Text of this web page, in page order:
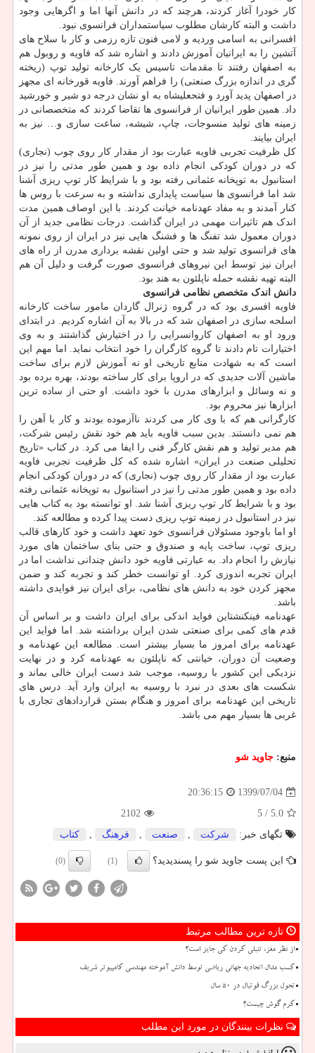
کار خودرا آغاز کردند، هرچند که در دانش آنها اما و اگرهایی وجود
داشت و البته کارشان مطلوب سیاستمداران فرانسوی نبود.
افسرانی به اسامی وردیه و لامی فنون تازه رزمی و کار با سلاح های
آتشین را به ایرانیان آموزش دادند و اشاره شد که فاویه و روبول هم
به اصفهان رفتند تا مقدمات تاسیس یک کارخانه تولید توپ (ریخته
گری در اندازه بزرگ صنعتی) را فراهم آورند. فاویه قورخانه ای مجهز
در اصفهان پدید آورد و فتحعلیشاه به او نشان درجه دو شیر و خورشید
داد. همین طور ایرانیان از فرانسوی ها تقاضا کردند که متخصصانی در
زمینه های تولید منسوجات، چاپ، شیشه، ساعت سازی و… نیز به
ایران بیایند.
کل ظرفیت تجربی فاویه عبارت بود از مقدار کار روی چوب (نجاری)
که در دوران کودکی انجام داده بود و همین طور مدتی را نیز در
استانبول به توپخانه عثمانی رفته بود و با شرایط کار توپ ریزی آشنا
شد اما فرانسوی ها سیاست پایداری نداشته و به سرعت با روس ها
کنار آمدند و به مفاد عهدنامه خیانت کردند. با این اوصاف همین مدت
اندک هم تاثیرات مهمی در ایران گذاشت. درجات نظامی جدید از آن
دوران معمول شد تفنگ ها و فشنگ هایی نیز در ایران از روی نمونه
های فرانسوی تولید شد و حتی اولین نقشه برداری مدرن از راه های
ایران نیز توسط این نیروهای فرانسوی صورت گرفت و دلیل آن هم
البته تهیه نقشه حمله ناپلئون به هند بود.
دانش اندک متخصص نظامی فرانسوی
فاویه افسری بود که در گروه ژنرال گاردان مامور ساخت کارخانه
اسلحه سازی در اصفهان شد که در بالا به آن اشاره کردیم. در ابتدای
ورود او به اصفهان کاروانسرایی را در اختیارش گذاشتند و به وی
اختیارات تام دادند تا گروه کارگران را خود انتخاب نماید. اما مهم این
است که به شهادت منابع تاریخی او نه آموزش لازم برای ساخت
ماشین آلات جدیدی که در اروپا برای کار ساخته بودند، بهره برده بود
و نه وسائل و ابزارهای مدرن با خود داشت. او حتی از ساده ترین
ابزارها نیز محروم بود.
کارگرانی هم که با وی کار می کردند ناآزموده بودند و کار با آهن را
هم نمی دانستند. بدین سبب فاویه باید هم خود نقش رئیس شرکت،
هم مدیر تولید و هم نقش کارگر فنی را ایفا می کرد. در کتاب «تاریخ
تحلیلی صنعت در ایران» اشاره شده که کل ظرفیت تجربی فاویه
عبارت بود از مقدار کار روی چوب (نجاری) که در دوران کودکی انجام
داده بود و همین طور مدتی را نیز در استانبول به توپخانه عثمانی رفته
بود و با شرایط کار توپ ریزی آشنا شد. او توانسته بود به کتاب هایی
نیز در استانبول در زمینه توپ ریزی دست پیدا کرده و مطالعه کند.
او اما باوجود مسئولان فرانسوی خود تعهد داشت و خود کارهای قالب
ریزی توپ، ساخت پایه و صندوق و حتی بنای ساختمان های مورد
نیازش را انجام داد. به عبارتی فاویه خود دانش چندانی نداشت اما در
ایران تجربه اندوزی کرد. او توانست خطر کند و تجربه کند و ضمن
مجهز کردن خود به دانش های نظامی، برای ایران نیز فوایدی داشته
باشد.
عهدنامه فینکنشتاین فواید اندکی برای ایران داشت و بر اساس آن
قدم های کمی برای صنعتی شدن ایران برداشته شد. اما فواید این
عهدنامه برای امروز ما بسیار بیشتر است. مطالعه این عهدنامه و
وضعیت آن دوران، خیانتی که ناپلئون به عهدنامه کرد و در نهایت
نزدیکی این کشور با روسیه، موجب شد دست ایران خالی بماند و
شکست های بعدی در نبرد با روسیه به ایران وارد آید. درس های
تاریخی این عهدنامه برای امروز و هنگام بستن قراردادهای تجاری با
غربی ها بسیار مهم می باشد.
منبع: جاوید شو
1399/07/04
20:36:15
5.0
/ 5
2102
تگهای خبر:
شركت , صنعت , فرهنگ , كتاب
این پست جاوید شو را پسندیدید؟ (1)
(0)
تازه ترین مطالب مرتبط
از نظر مغز، تنبلی کردن کی جایز است؟
کسب مدال اتحادیه جهانی ریاضی توسط دانش آموخته مهندسی کامپیوتر شریف
تحول بزرگ فوتبال در ۵۰ سال
کرم گوش چیست؟
نظرات بینندگان در مورد این مطلب